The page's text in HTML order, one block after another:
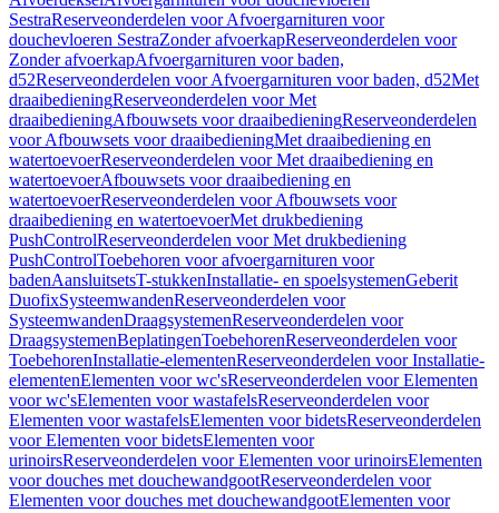
SestraReserveonderdelen voor Afvoergarnituren voor
douchevloeren SestraZonder afvoerkapReserveonderdelen voor
Zonder afvoerkapAfvoergarnituren voor baden,
d52Reserveonderdelen voor Afvoergarnituren voor baden, d52Met
draaibedieningReserveonderdelen voor Met
draaibedieningAfbouwsets voor draaibedieningReserveonderdelen
voor Afbouwsets voor draaibedieningMet draaibediening en
watertoevoerReserveonderdelen voor Met draaibediening en
watertoevoerAfbouwsets voor draaibediening en
watertoevoerReserveonderdelen voor Afbouwsets voor
draaibediening en watertoevoerMet drukbediening
PushControlReserveonderdelen voor Met drukbediening
PushControlToebehoren voor afvoergarnituren voor
badenAansluitsetsT-stukkenInstallatie- en spoelsystemenGeberit
DuofixSysteemwandenReserveonderdelen voor
SysteemwandenDraagsystemenReserveonderdelen voor
DraagsystemenBeplatingenToebehorenReserveonderdelen voor
ToebehorenInstallatie-elementenReserveonderdelen voor Installatie-
elementenElementen voor wc'sReserveonderdelen voor Elementen
voor wc'sElementen voor wastafelsReserveonderdelen voor
Elementen voor wastafelsElementen voor bidetsReserveonderdelen
voor Elementen voor bidetsElementen voor
urinoirsReserveonderdelen voor Elementen voor urinoirsElementen
voor douches met douchewandgootReserveonderdelen voor
Elementen voor douches met douchewandgootElementen voor